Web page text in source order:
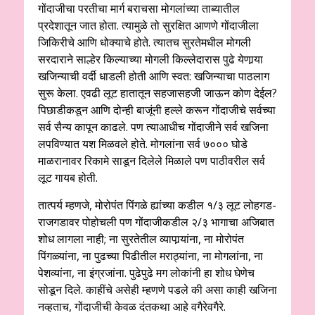
गोंदाजीचा परतीचा मार्ग बराचसा मोगलांच्या ताब्यातील
प्रदेशातून जात होता. त्यामुळे तो सुरक्षित आणणे गोंदाजीला
जिकिरीचे आणि धोक्याचे होते. त्यातच सुरतेमधील मोगली
सरदाराने साल्हेर किल्याच्या मोगली किल्लेदारास पुढे येणार्‍या
खजिन्याची वर्दी धाडली होती आणि स्वत: खजिन्याचा पाठलाग
सुरू केला. एवढी लूट हातातून सहजासहजी जाऊन कोण देईल?
पिछाडीकडून आणि दोन्ही बाजूंनी हल्ले करून गोंदाजीचे सर्वच्या
सर्व सैन्य कापून काढले. पण त्याआधीच गोंदाजीने सर्व खजिना
लपविण्यात यश मिळवले होते. मोगलांना सर्व ७००० घोडे
माळरानावर रिकामे साडून दिलेले मिळाले पण पाठीवरील सर्व
लूट गायब होती.
तात्पर्य म्हणजे, मोरोपंत पिंगळे ह्यांच्या कडील १/३ लूट लोहगड-
राजगडावर पोहोचली पण गोंदाजीकडील २/३ भागाचा अजिबात
शोध लागला नाही; ना सुरतेतील व्यापार्‍यांना, ना मोरोपंत
पिंगळ्यांना, ना पुढच्या पिढीतील मराठ्यांना, ना मोगलांना, ना
पेशव्यांना, ना इंग्रजांना. पुढेपुढे मग लोकांनी हा शोध घेणेच
सोडून दिले. काहींचे असेही म्हणणे पडले की असा काही खजिना
नव्हताच, गोंदाजीची केवळ दंतकथा आहे वगैरेवगैरे.